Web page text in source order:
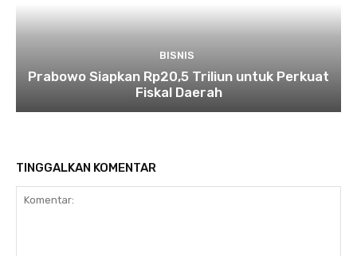
BISNIS
Prabowo Siapkan Rp20,5 Triliun untuk Perkuat
Fiskal Daerah
TINGGALKAN KOMENTAR